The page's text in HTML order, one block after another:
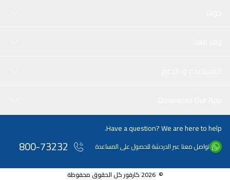
Have a question? We are here to help.
تواصل معنا عبر الدردشة للحصول على المساعدة 800-73232
© 2026 كارفور كل الحقوق محفوظة